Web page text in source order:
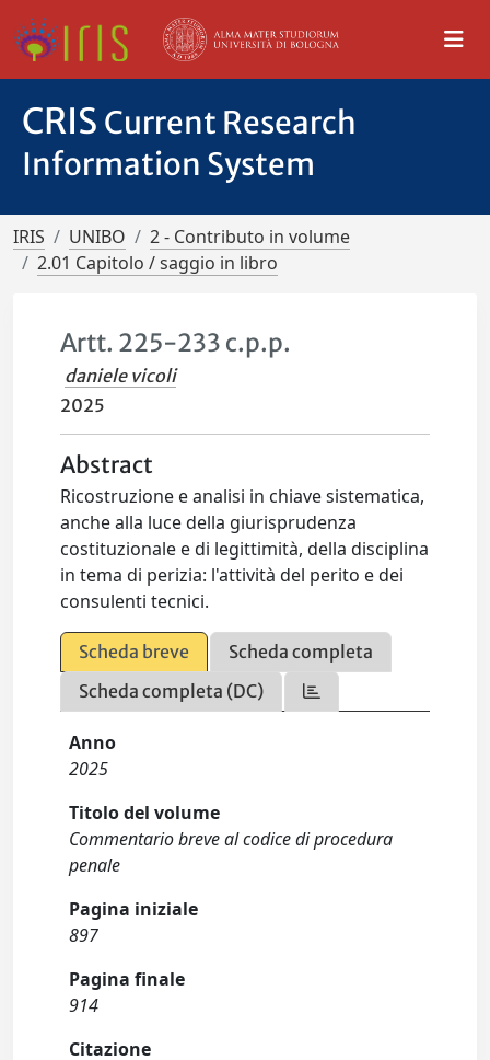
CRIS Current Research
Information System
IRIS UNIBO
2 - Contributo in volume
2.01 Capitolo / saggio in libro
Artt. 225-233 c.p.p.
daniele vicoli
2025
Abstract
Ricostruzione e analisi in chiave sistematica,
anche alla luce della giurisprudenza
costituzionale e di legittimità, della disciplina
in tema di perizia: l'attività del perito e dei
consulenti tecnici.
Scheda breve
Scheda completa
Scheda completa (DC)
Anno
2025
Titolo del volume
Commentario breve al codice di procedura
penale
Pagina iniziale
897
Pagina finale
914
Citazione